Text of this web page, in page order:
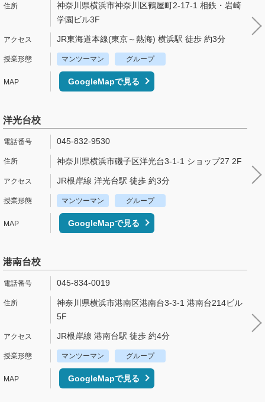
神奈川県横浜市神奈川区鶴屋町2-17-1 相鉄・岩崎
学園ビル3F
JR東海道本線(東京～熱海) 横浜駅 徒歩 約3分
マンツーマン グループ
GoogleMapで見る
洋光台校
045-832-9530
神奈川県横浜市磯子区洋光台3-1-1 ショップ27 2F
JR根岸線 洋光台駅 徒歩 約3分
マンツーマン グループ
GoogleMapで見る
港南台校
045-834-0019
神奈川県横浜市港南区港南台3-3-1 港南台214ビル
5F
JR根岸線 港南台駅 徒歩 約4分
マンツーマン グループ
GoogleMapで見る